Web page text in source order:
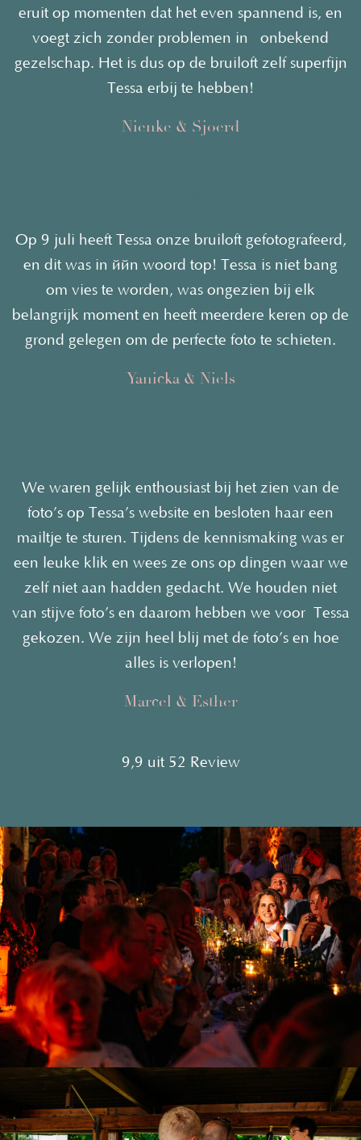
eruit op momenten dat het even spannend is, en
voegt zich zonder problemen in onbekend
gezelschap. Het is dus op de bruiloft zelf superfijn
Tessa erbij te hebben!
Nienke & Sjoerd
Op 9 juli heeft Tessa onze bruiloft gefotografeerd,
en dit was in één woord top! Tessa is niet bang
om vies te worden, was ongezien bij elk
belangrijk moment en heeft meerdere keren op de
grond gelegen om de perfecte foto te schieten.
Yanicka & Niels
We waren gelijk enthousiast bij het zien van de
foto’s op Tessa’s website en besloten haar een
mailtje te sturen. Tijdens de kennismaking was er
een leuke klik en wees ze ons op dingen waar we
zelf niet aan hadden gedacht. We houden niet
van stijve foto’s en daarom hebben we voorTessa
gekozen. We zijn heel blij met de foto’s en hoe
alles is verlopen!
Marcel & Esther
9,9 uit 52 Review